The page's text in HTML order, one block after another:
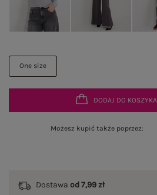
One size
DODAJ DO KOSZYKA
Możesz kupić także poprzez:
Dostawa od 7,99 zł